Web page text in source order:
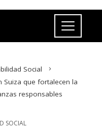
Social
Suiza que fortalecen la
responsables
SOCIAL